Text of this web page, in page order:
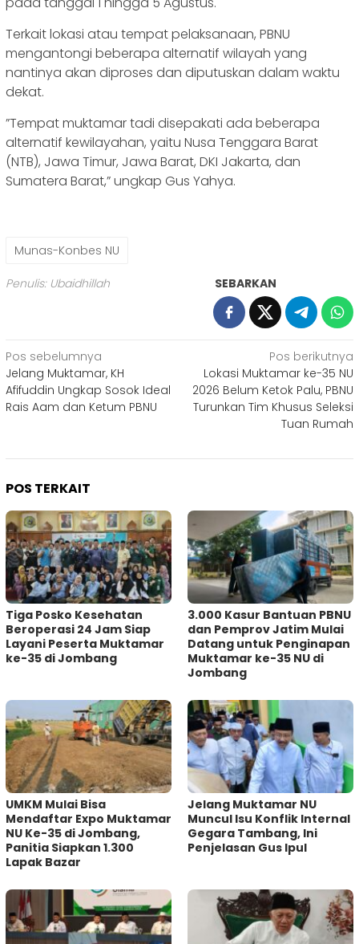
‎Terkait lokasi atau tempat pelaksanaan, PBNU
mengantongi beberapa alternatif wilayah yang
nantinya akan diproses dan diputuskan dalam waktu
dekat.
‎”Tempat muktamar tadi disepakati ada beberapa
alternatif kewilayahan, yaitu Nusa Tenggara Barat
(NTB), Jawa Timur, Jawa Barat, DKI Jakarta, dan
Sumatera Barat,” ungkap Gus Yahya.
Munas-Konbes NU
Penulis: Ubaidhillah SEBARKAN
Navigasi
pos
Pos sebelumnya
Jelang Muktamar, KH
Afifuddin Ungkap Sosok Ideal
Rais Aam dan Ketum PBNU
Pos berikutnya
Lokasi Muktamar ke-35 NU
2026 Belum Ketok Palu, PBNU
Turunkan Tim Khusus Seleksi
Tuan Rumah
POS TERKAIT
Tiga Posko Kesehatan
Beroperasi 24 Jam Siap
Layani Peserta Muktamar
ke-35 di Jombang
3.000 Kasur Bantuan PBNU
dan Pemprov Jatim Mulai
Datang untuk Penginapan
Muktamar ke-35 NU di
Jombang
UMKM Mulai Bisa
Mendaftar Expo Muktamar
NU Ke-35 di Jombang,
Panitia Siapkan 1.300
Lapak Bazar
Jelang Muktamar NU
Muncul Isu Konflik Internal
Gegara Tambang, Ini
Penjelasan Gus Ipul